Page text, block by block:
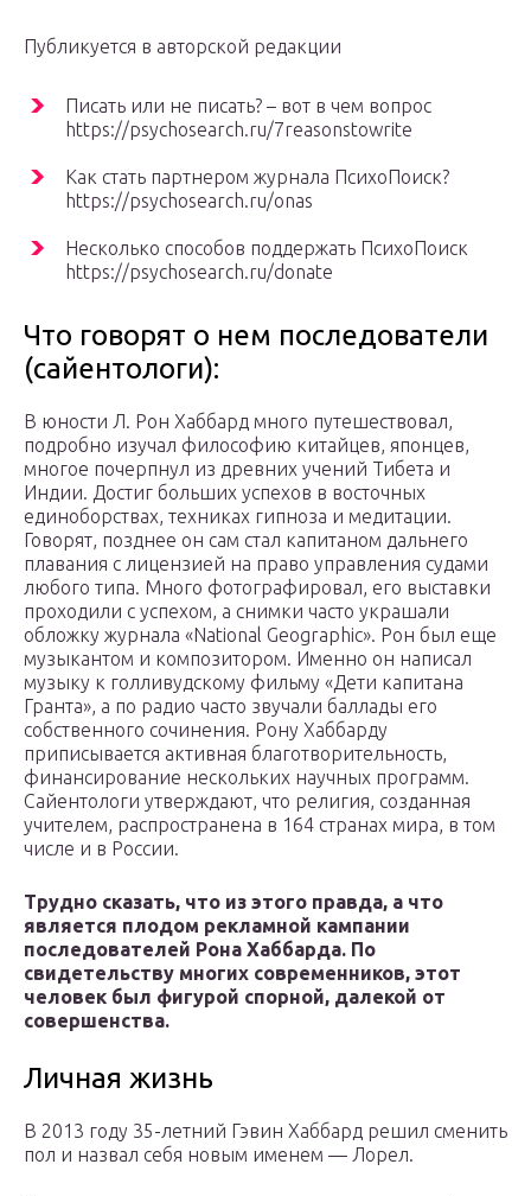
Публикуется в авторской редакции
Писать или не писать? – вот в чем вопрос
https://psychosearch.ru/7reasonstowrite
Как стать партнером журнала ПсихоПоиск?
https://psychosearch.ru/onas
Несколько способов поддержать ПсихоПоиск
https://psychosearch.ru/donate
Что говорят о нем последователи
(сайентологи):
В юности Л. Рон Хаббард много путешествовал,
подробно изучал философию китайцев, японцев,
многое почерпнул из древних учений Тибета и
Индии. Достиг больших успехов в восточных
единоборствах, техниках гипноза и медитации.
Говорят, позднее он сам стал капитаном дальнего
плавания с лицензией на право управления судами
любого типа. Много фотографировал, его выставки
проходили с успехом, а снимки часто украшали
обложку журнала «National Geographic». Рон был еще
музыкантом и композитором. Именно он написал
музыку к голливудскому фильму «Дети капитана
Гранта», а по радио часто звучали баллады его
собственного сочинения. Рону Хаббарду
приписывается активная благотворительность,
финансирование нескольких научных программ.
Сайентологи утверждают, что религия, созданная
учителем, распространена в 164 странах мира, в том
числе и в России.
Трудно сказать, что из этого правда, а что
является плодом рекламной кампании
последователей Рона Хаббарда. По
свидетельству многих современников, этот
человек был фигурой спорной, далекой от
совершенства.
Личная жизнь
В 2013 году 35-летний Гэвин Хаббард решил сменить
пол и назвал себя новым именем — Лорел.